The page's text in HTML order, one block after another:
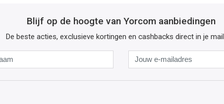
Blijf op de hoogte van Yorcom aanbiedingen
De beste acties, exclusieve kortingen en cashbacks direct in je
Jouw
e-
mailadres